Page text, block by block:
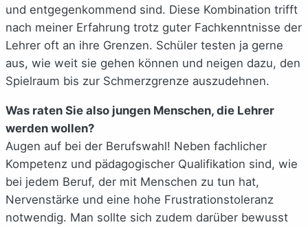
und entgegenkommend sind. Diese Kombination trifft
nach meiner Erfahrung trotz guter Fachkenntnisse der
Lehrer oft an ihre Grenzen. Schüler testen ja gerne
aus, wie weit sie gehen können und neigen dazu, den
Spielraum bis zur Schmerzgrenze auszudehnen.
Was raten Sie also jungen Menschen, die Lehrer
werden wollen?
Augen auf bei der Berufswahl! Neben fachlicher
Kompetenz und pädagogischer Qualifikation sind, wie
bei jedem Beruf, der mit Menschen zu tun hat,
Nervenstärke und eine hohe Frustrationstoleranz
notwendig. Man sollte sich zudem darüber bewusst